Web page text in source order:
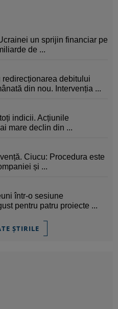
un sprijin financiar pe
de ...
debitului
din nou. Intervenția ...
indicii. Acțiunile
mare declin din ...
Ciucu: Procedura este
și ...
într-o sesiune
pentru patru proiecte ...
ȘTIRILE